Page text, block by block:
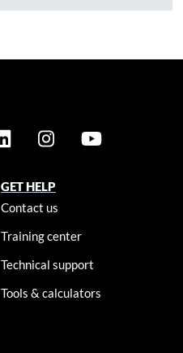
GET HELP
Contact us
Training center
Technical support
Tools & calculators